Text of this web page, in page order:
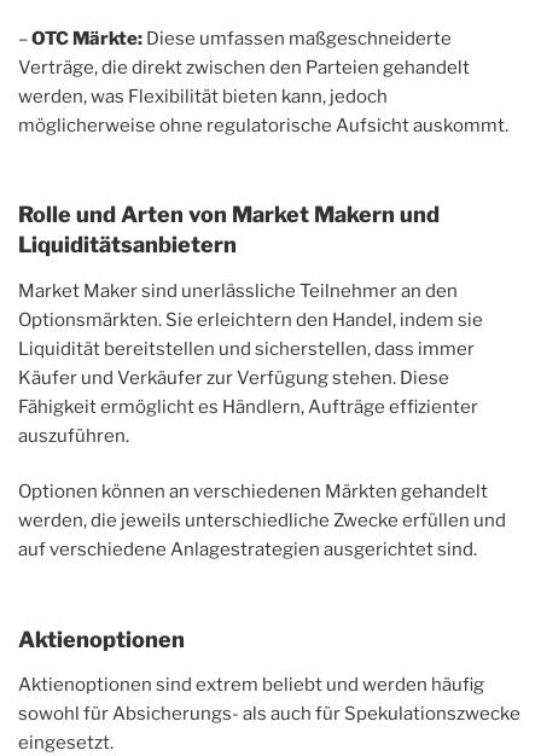
–OTC Märkte: Diese umfassen maßgeschneiderte
Verträge, die direkt zwischen den Parteien gehandelt
werden, was Flexibilität bieten kann, jedoch
möglicherweise ohne regulatorische Aufsicht auskommt.
Rolle und Arten von Market Makern und
Liquiditätsanbietern
Market Maker sind unerlässliche Teilnehmer an den
Optionsmärkten. Sie erleichtern den Handel, indem sie
Liquidität bereitstellen und sicherstellen, dass immer
Käufer und Verkäufer zur Verfügung stehen. Diese
Fähigkeit ermöglicht es Händlern, Aufträge effizienter
auszuführen.
Optionen können an verschiedenen Märkten gehandelt
werden, die jeweils unterschiedliche Zwecke erfüllen und
auf verschiedene Anlagestrategien ausgerichtet sind.
Aktienoptionen
Aktienoptionen sind extrem beliebt und werden häufig
sowohl für Absicherungs- als auch für Spekulationszwecke
eingesetzt.